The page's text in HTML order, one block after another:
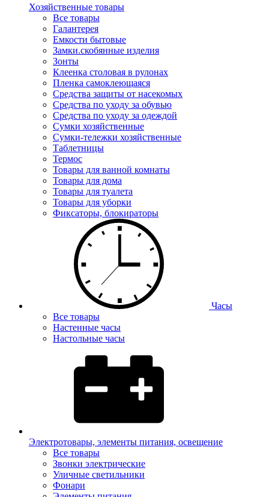
Хозяйственные товары
Все товары
Галантерея
Емкости бытовые
Замки.скобянные изделия
Зонты
Клеенка столовая в рулонах
Пленка самоклеющаяся
Средства защиты от насекомых
Средства по уходу за обувью
Средства по уходу за одеждой
Сумки хозяйственные
Сумки-тележки хозяйственные
Таблетницы
Термос
Товары для ванной комнаты
Товары для дома
Товары для туалета
Товары для уборки
Фиксаторы, блокираторы
Часы
Все товары
Настенные часы
Настольные часы
Электротовары, элементы питания, освещение
Все товары
Звонки электрические
Уличные светильники
Фонари